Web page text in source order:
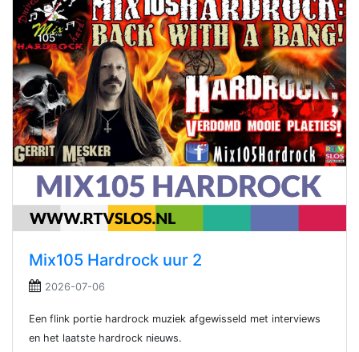
Mix105 Hardrock uur 2
2026-07-06
Een flink portie hardrock muziek afgewisseld met interviews
en het laatste hardrock nieuws.